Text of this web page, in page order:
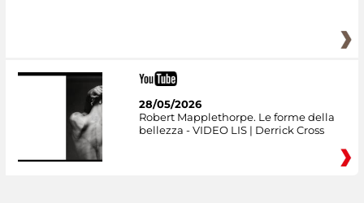
28/05/2026
Robert Mapplethorpe. Le forme della
bellezza - VIDEO LIS | Derrick Cross